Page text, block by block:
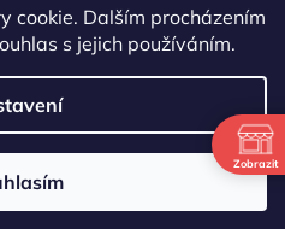
cookie. Dalším procházením
s jejich používáním.
do dvou, čtvrtek-pátek od
Shoptet
. Všechna práva vyhrazena.
Zobrazit